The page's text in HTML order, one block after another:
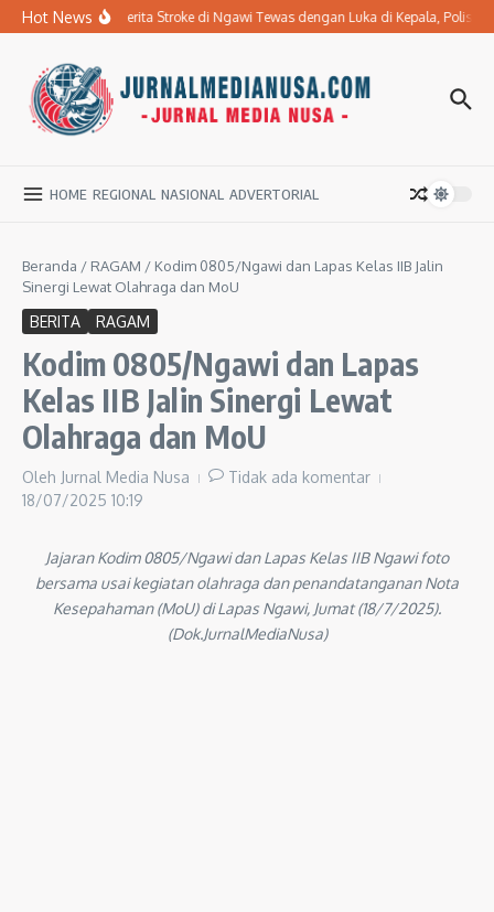
Lewati ke konten
Hot NewsIbu Penderita Stroke di Ngawi Tewas dengan Luka di Kepala, Polisi
HOME REGIONAL NASIONAL ADVERTORIAL
Beranda / RAGAM / Kodim 0805/Ngawi dan Lapas Kelas IIB Jalin
Sinergi Lewat Olahraga dan MoU
BERITA RAGAM
Kodim 0805/Ngawi dan Lapas
Kelas IIB Jalin Sinergi Lewat
Olahraga dan MoU
Oleh Jurnal Media Nusa
Tidak ada komentar
18/07/2025 10:19
Jajaran Kodim 0805/Ngawi dan Lapas Kelas IIB Ngawi foto
bersama usai kegiatan olahraga dan penandatanganan Nota
Kesepahaman (MoU) di Lapas Ngawi, Jumat (18/7/2025).
(Dok.JurnalMediaNusa)